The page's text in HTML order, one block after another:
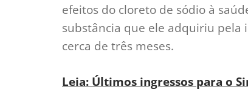
efeitos do cloreto de sódio à
substância que ele adquiriu pela
cerca de três meses.
Leia: Últimos ingressos para o